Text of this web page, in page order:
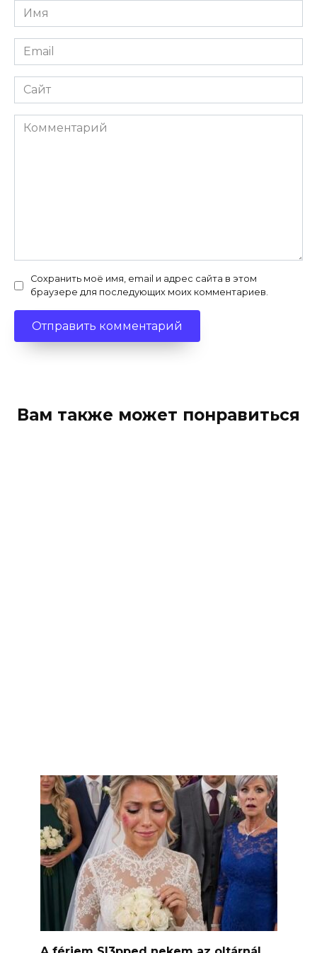
Имя
*
Email
*
Сайт
Комментарий
Сохранить моё имя, email и адрес сайта в этом
браузере для последующих моих комментариев.
Вам также может понравиться